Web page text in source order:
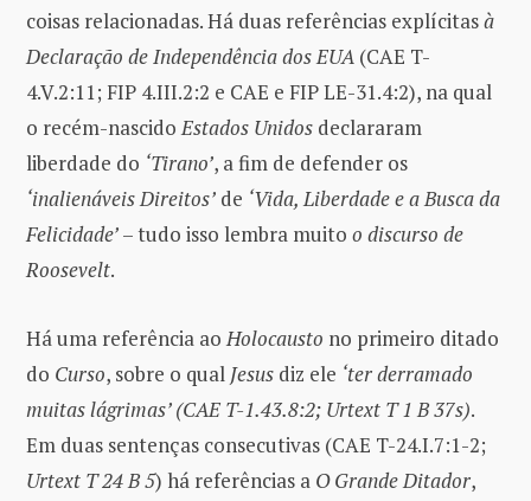
coisas relacionadas. Há duas referências explícitasà
Declaração de Independência dos EUA (CAE T-
4.V.2:11; FIP 4.III.2:2 e CAE e FIP LE-31.4:2), na qual
o recém-nascidoEstados Unidos declararam
liberdade do ‘Tirano’, a fim de defender os
‘inalienáveis Direitos’ de ‘Vida, Liberdade e a Busca da
Felicidade’– tudo isso lembra muito o discurso de
Roosevelt.
Há uma referência aoHolocausto no primeiro ditado
do Curso, sobre o qual Jesus diz ele ‘ter derramado
muitas lágrimas’ (CAE T-1.43.8:2; Urtext T 1 B 37s).
Em duas sentenças consecutivas (CAE T-24.I.7:1-2;
Urtext T 24 B 5) há referências a O Grande Ditador,